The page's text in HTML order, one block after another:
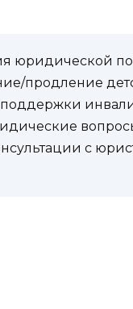
юридической
продление
поддержки
с